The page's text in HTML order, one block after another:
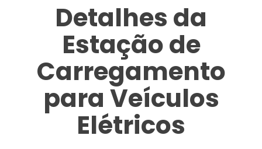
Detalhes da
Estação de
Carregamento
para Veículos
Elétricos